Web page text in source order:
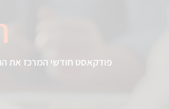
פודקאסט חודשי המרכז את